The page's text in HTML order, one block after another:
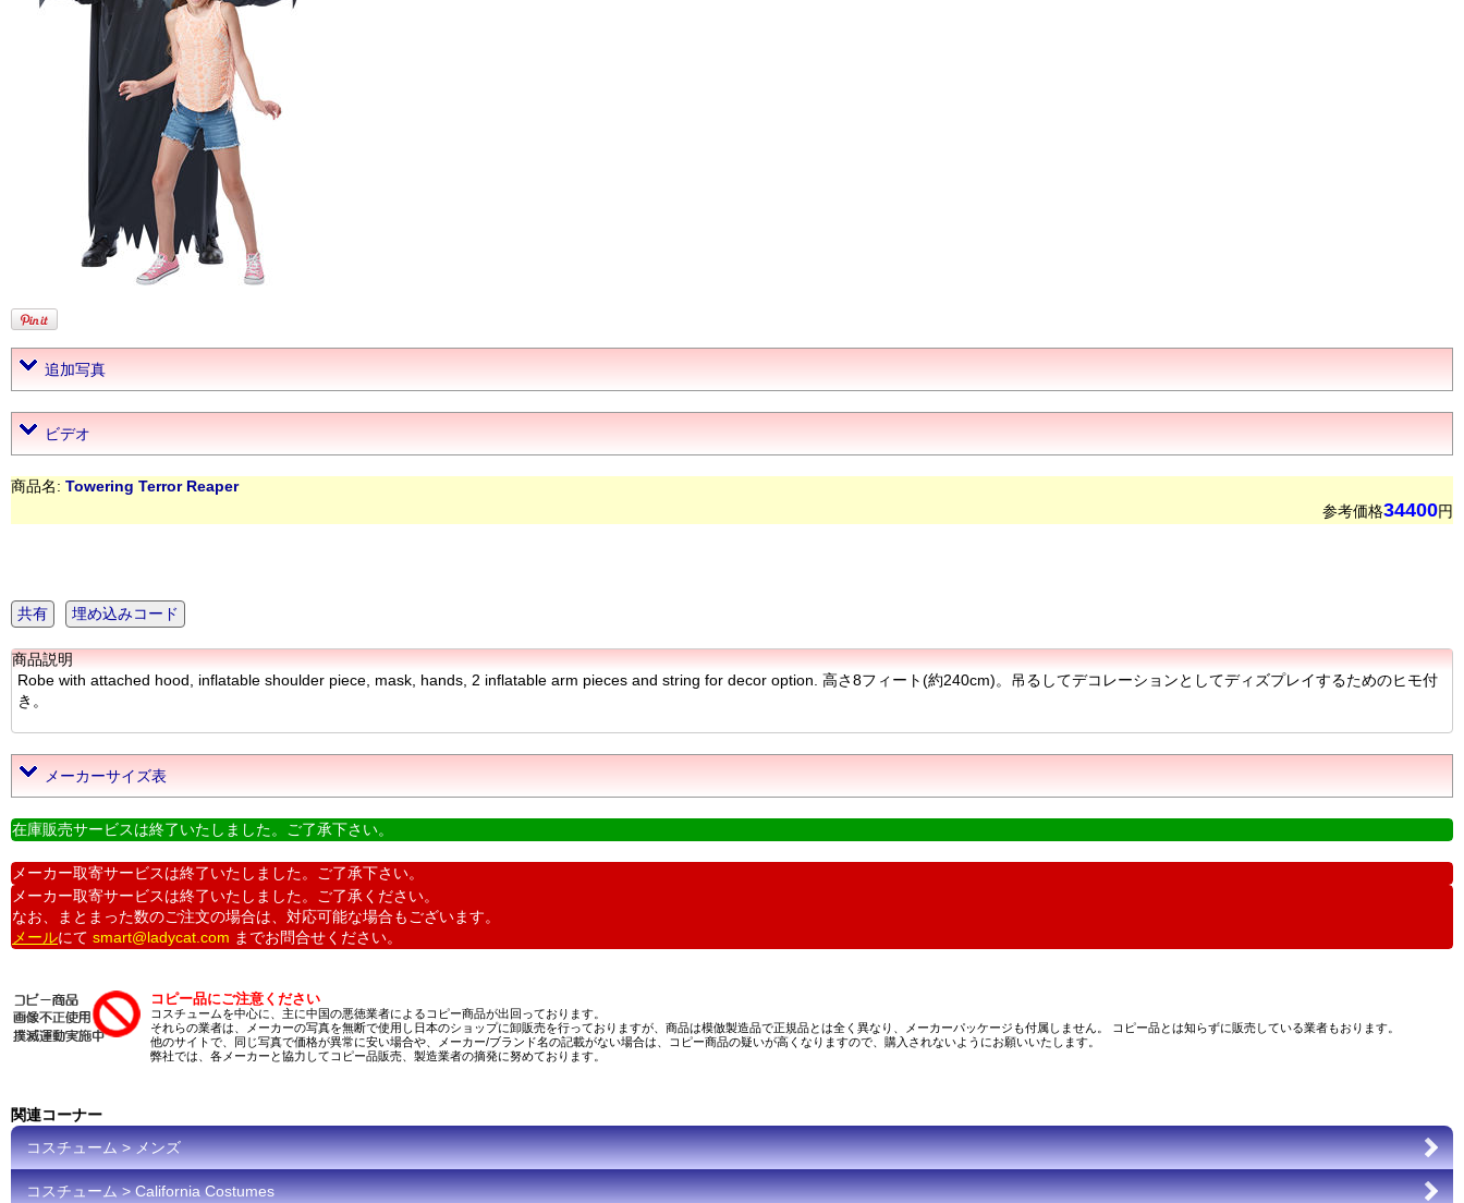
追加写真
ビデオ
商品名: Towering Terror Reaper
参考価格34400円
共有 埋め込みコード
商品説明
Robe with attached hood, inflatable shoulder piece, mask, hands, 2 inflatable arm pieces and string for decor option. 高さ8フィート(約240cm)。吊るしてデコレーションとしてディズプレイするためのヒモ付
き。
メーカーサイズ表
在庫販売サービスは終了いたしました。ご了承下さい。
メーカー取寄サービスは終了いたしました。ご了承下さい。
メーカー取寄サービスは終了いたしました。ご了承ください。
なお、まとまった数のご注文の場合は、対応可能な場合もございます。
メールにて smart@ladycat.com までお問合せください。
コピー品にご注意ください
コスチュームを中心に、主に中国の悪徳業者によるコピー商品が出回っております。
それらの業者は、メーカーの写真を無断で使用し日本のショップに卸販売を行っておりますが、商品は模倣製造品で正規品とは全く異なり、メーカーパッケージも付属しません。 コピー品とは知らずに販売している業者もおります。
他のサイトで、同じ写真で価格が異常に安い場合や、メーカー/ブランド名の記載がない場合は、コピー商品の疑いが高くなりますので、購入されないようにお願いいたします。
弊社では、各メーカーと協力してコピー品販売、製造業者の摘発に努めております。
関連コーナー
コスチューム > メンズ
コスチューム > California Costumes